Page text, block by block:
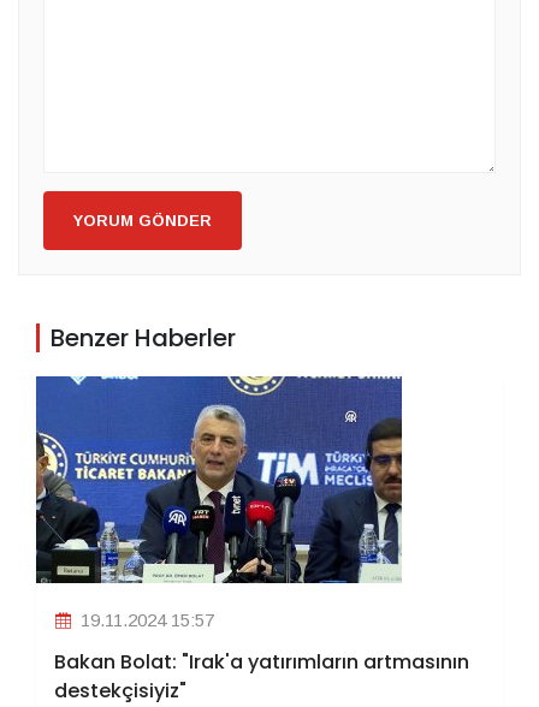
YORUM GÖNDER
Benzer Haberler
19.11.2024 15:57
Bakan Bolat: "Irak'a yatırımların artmasının
destekçisiyiz"